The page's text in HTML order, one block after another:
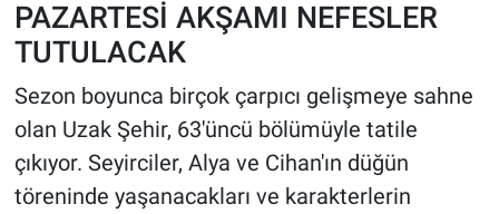
PAZARTESİ AKŞAMI NEFESLER
TUTULACAK
Sezon boyunca birçok çarpıcı gelişmeye sahne
olan Uzak Şehir, 63'üncü bölümüyle tatile
çıkıyor. Seyirciler, Alya ve Cihan'ın düğün
töreninde yaşanacakları ve karakterlerin